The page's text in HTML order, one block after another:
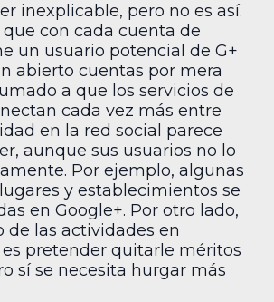
inexplicable, pero no es así.
con cada cuenta de
un usuario potencial de G+
abierto cuentas por mera
a que los servicios de
cada vez más entre
en la red social parece
aunque sus usuarios no lo
Por ejemplo, algunas
y establecimientos se
en Google+. Por otro lado,
de las actividades en
es pretender quitarle méritos
sí se necesita hurgar más